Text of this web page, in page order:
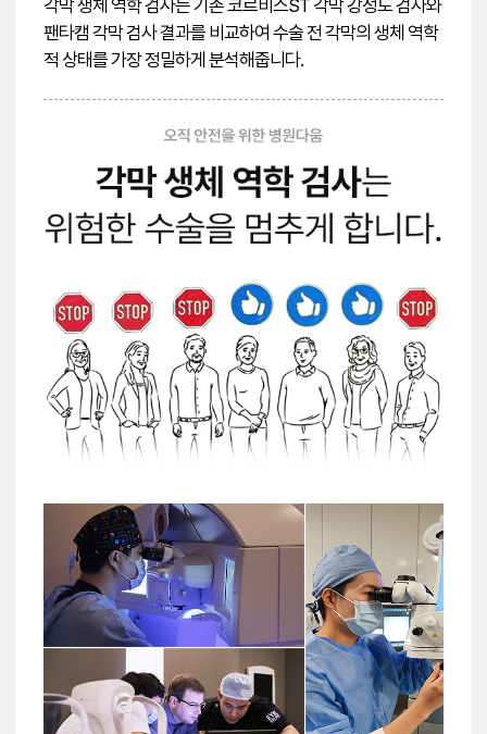
각막 생체 역학 검사는 기존 코르비스ST 각막 강성도 검사와
팬타캠 각막 검사 결과를 비교하여 수술 전 각막의 생체 역학
적 상태를 가장 정밀하게 분석해줍니다.